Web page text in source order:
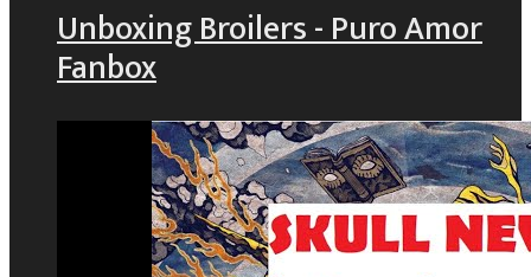
Unboxing Broilers - Puro Amor
Fanbox